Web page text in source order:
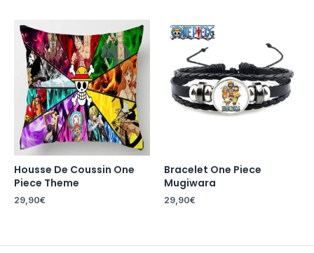
Housse De Coussin One
Piece Theme
29,90€
Bracelet One Piece
Mugiwara
29,90€